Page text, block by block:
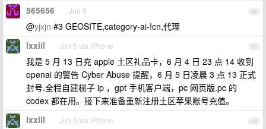
46
565656 Jun 5
@yjxjn #3 GEOSITE,category-ai-!cn,代理
47
lxxiil Jun 5 via iPhone
我是 5 月 13 日充 apple 土区礼品卡，6 月 4 日 23 点 14 收到
openai 的警告 Cyber Abuse 提醒，6 月 5 日凌晨 3 点 13 正式
封号.全程自建梯子 ip ，gpt 手机客户端，pc 网页版.pc 的
codex 都在用。接下来准备重新注册土区苹果账号充值。
48
lxxiil Jun 5 via iPhone